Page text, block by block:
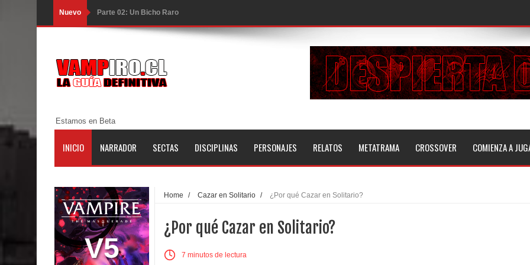
Nuevo Parte 02: Un Bicho Raro
Parte 01: Una Misión de Locos
Parte 03: Forastero en Tierra Muerta
Parte 10: El Secreto
Parte 06: El Trato con los Muertos
Parte 05: Sitiados
Parte 04: Se Descubre el Pastel
Parte 03: Una Piraña en el Bidé
Estamos en Beta
INICIO NARRADOR SECTAS DISCIPLINAS PERSONAJES RELATOS METATRAMA CROSSOVER COMIENZA A
V5
Home / Cazar en Solitario / ¿Por qué Cazar en Solitario?
¿Por qué Cazar en Solitario?
7 minutos de lectura